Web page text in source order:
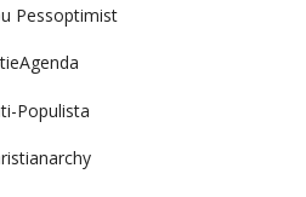
Pessoptimist
Populista